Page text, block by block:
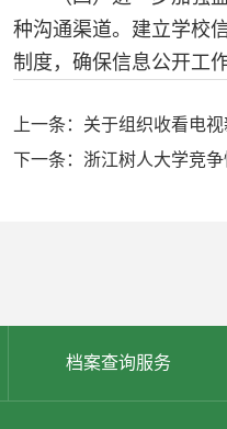
种沟通渠道。建立学校
制度，确保信息公开工
上一条：关于组织收看电
下一条：浙江树人大学竞
档案查询服务